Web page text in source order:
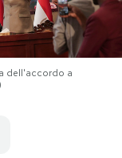
dell'accordo a